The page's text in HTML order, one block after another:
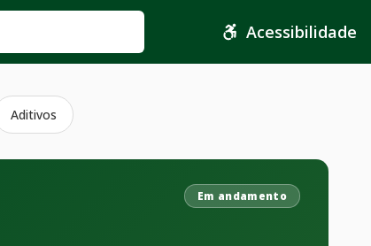
Acessibilidade
Aditivos
Em andamento